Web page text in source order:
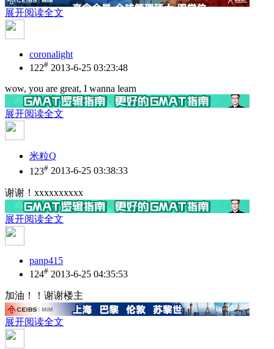
展开阅读全文
coronalight
122# 2013-6-25 03:23:48
wow, you are great, I wanna learn
展开阅读全文
米粒Q
123# 2013-6-25 03:38:33
谢谢！xxxxxxxxxx
展开阅读全文
panp415
124# 2013-6-25 04:35:53
加油！！谢谢楼主
展开阅读全文